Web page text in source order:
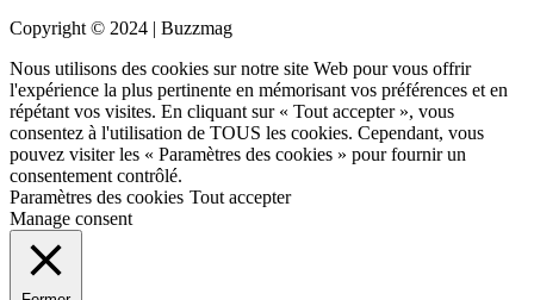
Copyright © 2024 | Buzzmag
Nous utilisons des cookies sur notre site Web pour vous offrir
l'expérience la plus pertinente en mémorisant vos préférences et en
répétant vos visites. En cliquant sur « Tout accepter », vous
consentez à l'utilisation de TOUS les cookies. Cependant, vous
pouvez visiter les « Paramètres des cookies » pour fournir un
consentement contrôlé.
Paramètres des cookies Tout accepter
Manage consent